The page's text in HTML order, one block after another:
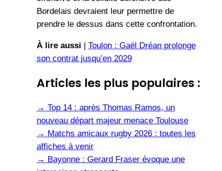
Bordelais devraient leur permettre de
prendre le dessus dans cette confrontation.
À lire aussi | Toulon : Gaël Dréan prolonge
son contrat jusqu’en 2029
Articles les plus populaires :
→ Top 14 : après Thomas Ramos, un
nouveau départ majeur menace Toulouse
→ Matchs amicaux rugby 2026 : toutes les
affiches à venir
→ Bayonne : Gerard Fraser évoque une